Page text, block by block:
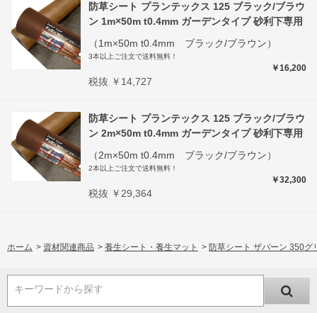
防草シート プランテックス 125 ブラック/ブラウ
ン 1m×50m t0.4mm ガーデンタイプ 砂利下専用
（1m×50m t0.4mm ブラック/ブラウン）
3本以上ご注文で送料無料！
￥16,200
税抜 ￥14,727
防草シート プランテックス 125 ブラック/ブラウ
ン 2m×50m t0.4mm ガーデンタイプ 砂利下専用
（2m×50m t0.4mm ブラック/ブラウン）
2本以上ご注文で送料無料！
￥32,300
税抜 ￥29,364
ホーム > 資材関連商品 > 養生シート・養生マット > 防草シート ザバーン 350
キーワードから探す